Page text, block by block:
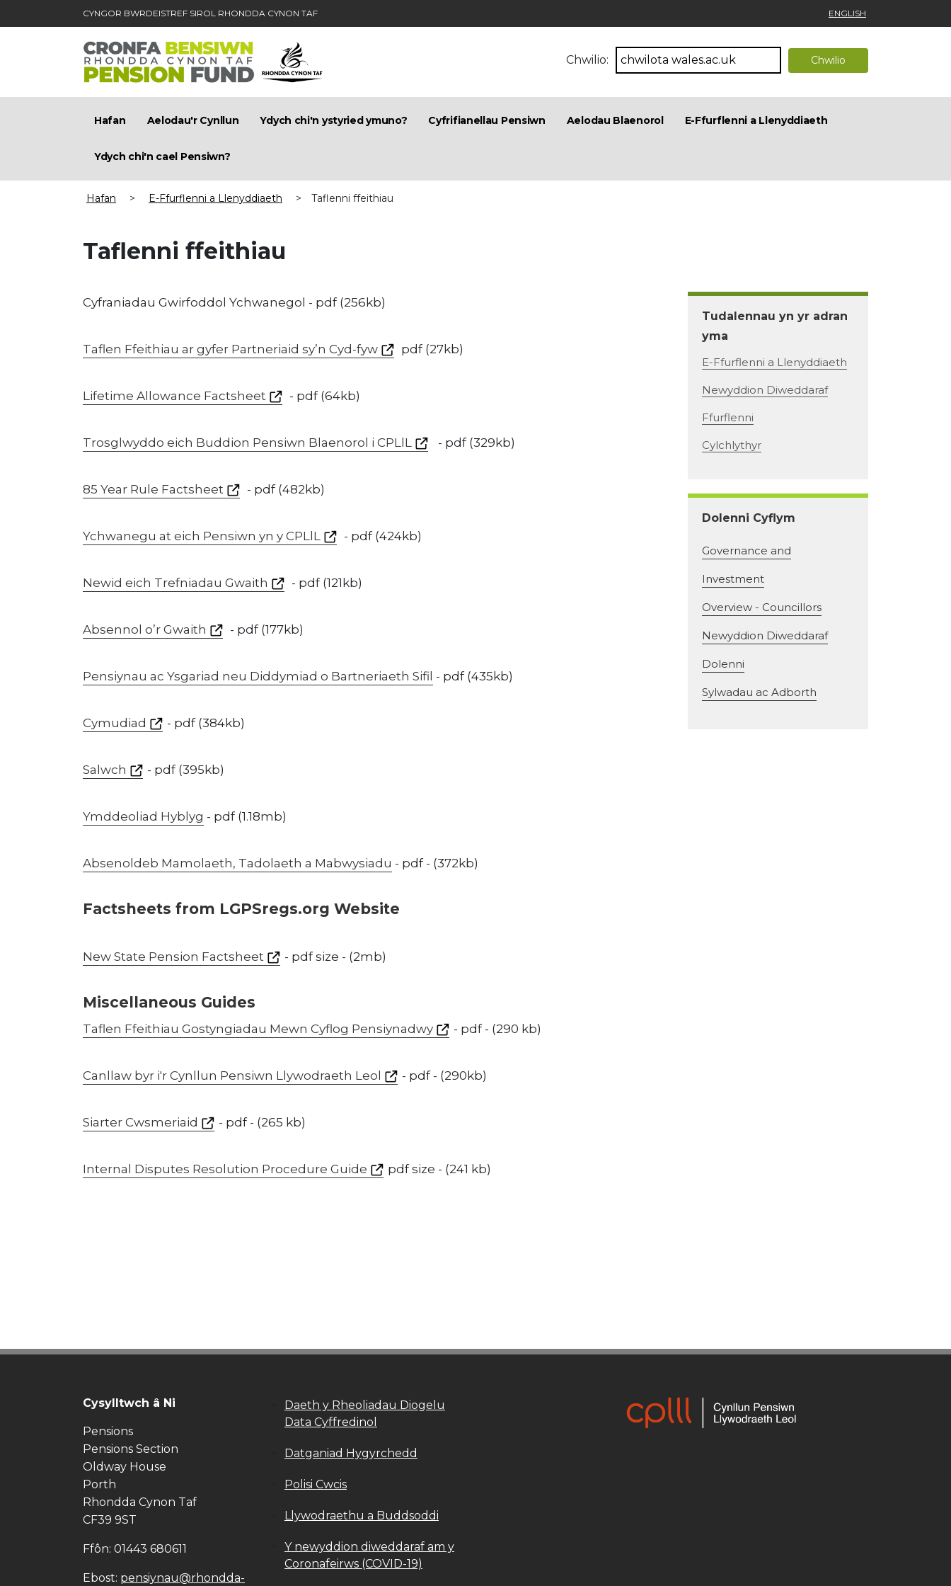
CYNGOR BWRDEISTREF SIROL RHONDDA CYNON TAF ENGLISH
Skip to main content
Chwilio:
Hafan Aelodau'r Cynllun Ydych chi'n ystyried ymuno? Cyfrifianellau Pensiwn Aelodau Blaenorol E-Ffurflenni a Llenyddiaeth
Ydych chi'n cael Pensiwn?
Hafan > E-Ffurflenni a Llenyddiaeth > Taflenni ffeithiau
Taflenni ffeithiau
Cyfraniadau Gwirfoddol Ychwanegol - pdf (256kb)
Taflen Ffeithiau ar gyfer Partneriaid sy’n Cyd-fyw pdf (27kb)
Lifetime Allowance Factsheet - pdf (64kb)
Trosglwyddo eich Buddion Pensiwn Blaenorol i CPLlL - pdf (329kb)
85 Year Rule Factsheet - pdf (482kb)
Ychwanegu at eich Pensiwn yn y CPLlL - pdf (424kb)
Newid eich Trefniadau Gwaith - pdf (121kb)
Absennol o’r Gwaith - pdf (177kb)
Pensiynau ac Ysgariad neu Diddymiad o Bartneriaeth Sifil - pdf (435kb)
Cymudiad - pdf (384kb)
Salwch - pdf (395kb)
Ymddeoliad Hyblyg - pdf (1.18mb)
Absenoldeb Mamolaeth, Tadolaeth a Mabwysiadu - pdf - (372kb)
Factsheets from LGPSregs.org Website
New State Pension Factsheet - pdf size - (2mb)
Miscellaneous Guides
Taflen Ffeithiau Gostyngiadau Mewn Cyflog Pensiynadwy - pdf - (290 kb)
Canllaw byr i'r Cynllun Pensiwn Llywodraeth Leol - pdf - (290kb)
Siarter Cwsmeriaid - pdf - (265 kb)
Internal Disputes Resolution Procedure Guide pdf size - (241 kb)
Tudalennau yn yr adran
yma
E-Ffurflenni a Llenyddiaeth
Newyddion Diweddaraf
Ffurflenni
Cylchlythyr
Dolenni Cyflym
Governance and
Investment
Overview - Councillors
Newyddion Diweddaraf
Dolenni
Sylwadau ac Adborth
Cysylltwch â Ni
Pensions
Pensions Section
Oldway House
Porth
Rhondda Cynon Taf
CF39 9ST
Ffôn: 01443 680611
Ebost: pensiynau@rhondda-
Daeth y Rheoliadau Diogelu
Data Cyffredinol
Datganiad Hygyrchedd
Polisi Cwcis
Llywodraethu a Buddsoddi
Y newyddion diweddaraf am y
Coronafeirws (COVID-19)